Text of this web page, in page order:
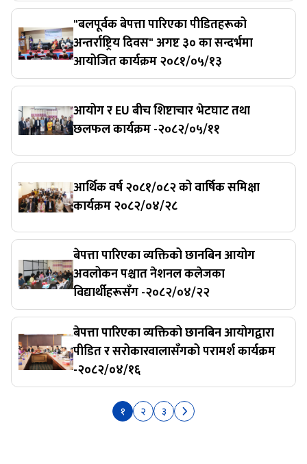
"बलपूर्वक बेपत्ता पारिएका पीडितहरूको
अन्तर्राष्ट्रिय दिवस" अगष्ट ३० का सन्दर्भमा
आयोजित कार्यक्रम २०८१/०५/१३
आयोग र EU बीच शिष्टाचार भेटघाट तथा
छलफल कार्यक्रम -२०८२/०५/११
आर्थिक वर्ष २०८१/०८२ को वार्षिक समिक्षा
कार्यक्रम २०८२/०४/२८
बेपत्ता पारिएका व्यक्तिको छानबिन आयोग
अवलोकन पश्चात नेशनल कलेजका
विद्यार्थीहरूसँग -२०८२/०४/२२
बेपत्ता पारिएका व्यक्तिको छानबिन आयोगद्वारा
पीडित र सरोकारवालासँगको परामर्श कार्यक्रम
-२०८२/०४/१६
१ २ ३